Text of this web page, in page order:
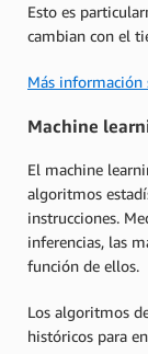
Esto es
cambian con el
Más
Machine
El machine
algoritmos
instrucciones.
inferencias, las
función de ellos.
Los algoritmos
históricos para